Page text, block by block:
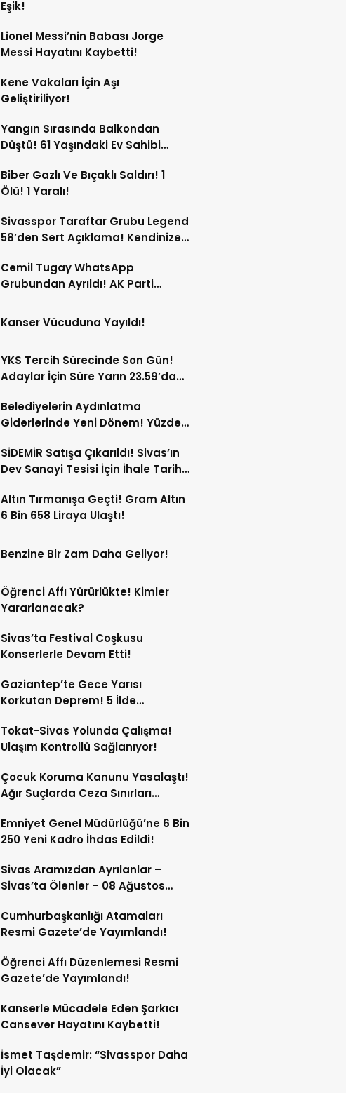
Eşik!
Lionel Messi’nin Babası Jorge
Messi Hayatını Kaybetti!
Kene Vakaları İçin Aşı
Geliştiriliyor!
Yangın Sırasında Balkondan
Düştü! 61 Yaşındaki Ev Sahibi
Biber Gazlı Ve Bıçaklı Saldırı! 1
Ölü! 1 Yaralı!
Sivasspor Taraftar Grubu Legend
58’den Sert Açıklama! Kendinize
Cemil Tugay WhatsApp
Grubundan Ayrıldı! AK Parti
Kanser Vücuduna Yayıldı!
YKS Tercih Sürecinde Son Gün!
Adaylar İçin Süre Yarın 23.59’da
Belediyelerin Aydınlatma
Giderlerinde Yeni Dönem! Yüzde
SİDEMİR Satışa Çıkarıldı! Sivas’ın
Dev Sanayi Tesisi İçin İhale Tarihi
Altın Tırmanışa Geçti! Gram Altın
6 Bin 658 Liraya Ulaştı!
Benzine Bir Zam Daha Geliyor!
Öğrenci Affı Yürürlükte! Kimler
Yararlanacak?
Sivas’ta Festival Coşkusu
Konserlerle Devam Etti!
Gaziantep’te Gece Yarısı
Korkutan Deprem! 5 İlde
Tokat-Sivas Yolunda Çalışma!
Ulaşım Kontrollü Sağlanıyor!
Çocuk Koruma Kanunu Yasalaştı!
Ağır Suçlarda Ceza Sınırları
Emniyet Genel Müdürlüğü’ne 6 Bin
250 Yeni Kadro İhdas Edildi!
Sivas Aramızdan Ayrılanlar –
Sivas’ta Ölenler – 08 Ağustos
Cumhurbaşkanlığı Atamaları
Resmi Gazete’de Yayımlandı!
Öğrenci Affı Düzenlemesi Resmi
Gazete’de Yayımlandı!
Kanserle Mücadele Eden Şarkıcı
Cansever Hayatını Kaybetti!
İsmet Taşdemir: “Sivasspor Daha
İyi Olacak”